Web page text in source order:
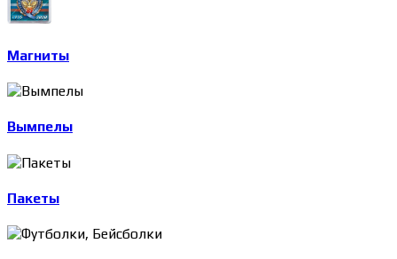
Магниты
Вымпелы
Пакеты